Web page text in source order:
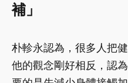
補」
朴軫永認為，很多人把
他的觀念剛好相反，認